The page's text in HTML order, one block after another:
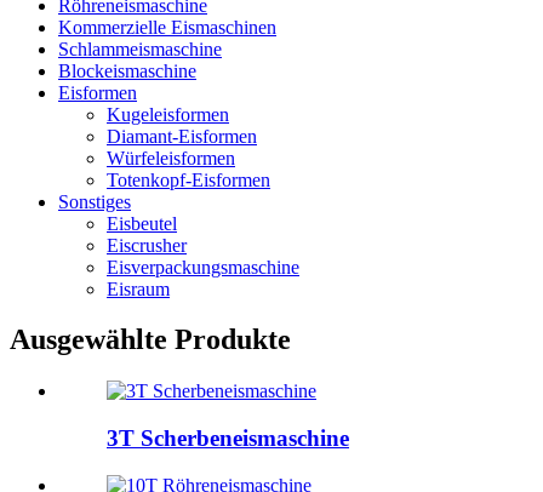
Röhreneismaschine
Kommerzielle Eismaschinen
Schlammeismaschine
Blockeismaschine
Eisformen
Kugeleisformen
Diamant-Eisformen
Würfeleisformen
Totenkopf-Eisformen
Sonstiges
Eisbeutel
Eiscrusher
Eisverpackungsmaschine
Eisraum
Ausgewählte Produkte
3T Scherbeneismaschine